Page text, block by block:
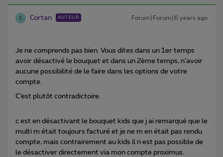
C Cortan AUTEUR Forum|Forum|6 years ago
Je ne comprends pas bien. Vous dites dans un 1er temps
avoir désactivé le bouquet et dans un 2ème temps, n’avoir
aucune possibilité de le faire dans les options de votre
compte.
C’est plutôt contradictoire.
c est en désactivant le bouquet kids que j ai remarqué que le
multi m était toujours facturé et je ne m en était pas rendu
compte, mais contrairement au kids il n est pas possible de
le désactiver directement via mon compte proximus.